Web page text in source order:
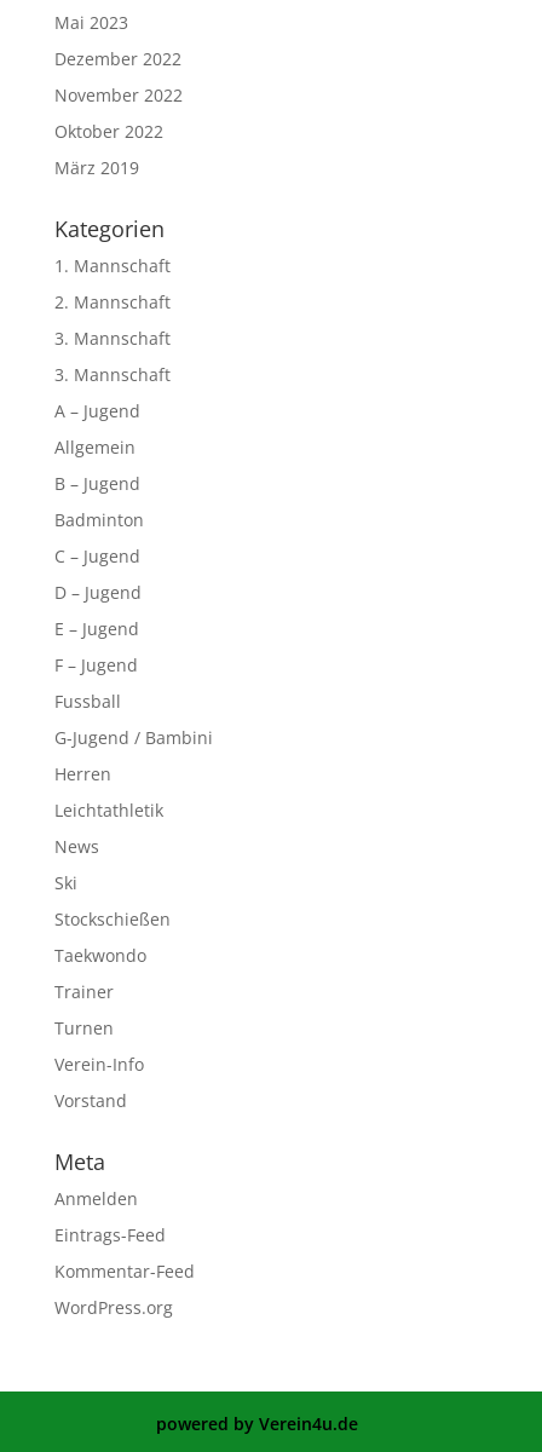
Mai 2023
Dezember 2022
November 2022
Oktober 2022
März 2019
Kategorien
1. Mannschaft
2. Mannschaft
3. Mannschaft
3. Mannschaft
A – Jugend
Allgemein
B – Jugend
Badminton
C – Jugend
D – Jugend
E – Jugend
F – Jugend
Fussball
G-Jugend / Bambini
Herren
Leichtathletik
News
Ski
Stockschießen
Taekwondo
Trainer
Turnen
Verein-Info
Vorstand
Meta
Anmelden
Eintrags-Feed
Kommentar-Feed
WordPress.org
powered by Verein4u.de